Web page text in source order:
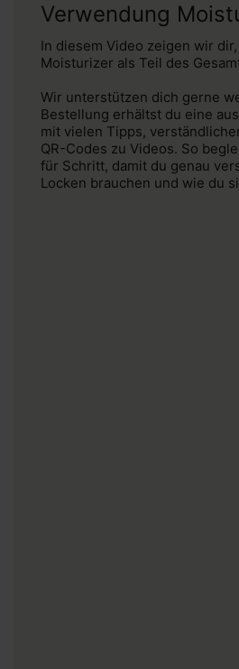
Verwendung
In diesem Video zeigen wir
Moisturizer als Teil des
Wir unterstützen dich gerne
Bestellung erhältst du eine
mit vielen Tipps,
QR-Codes zu Videos. So
für Schritt, damit du genau
Locken brauchen und wie du